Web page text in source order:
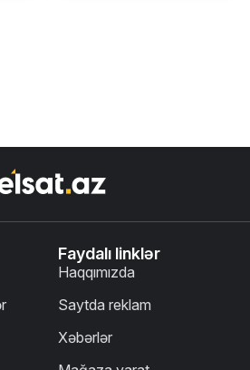
Faydalı linklər
Haqqımızda
Saytda reklam
Xəbərlər